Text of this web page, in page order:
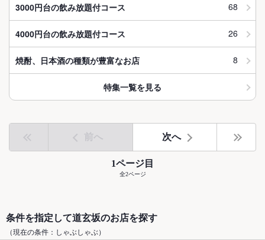
3000円台の飲み放題付コース 68
4000円台の飲み放題付コース 26
焼酎、日本酒の種類が豊富なお店 8
特集一覧を見る
前へ 次へ
1ページ目
全2ページ
条件を指定して道玄坂のお店を探す
（現在の条件：しゃぶしゃぶ）